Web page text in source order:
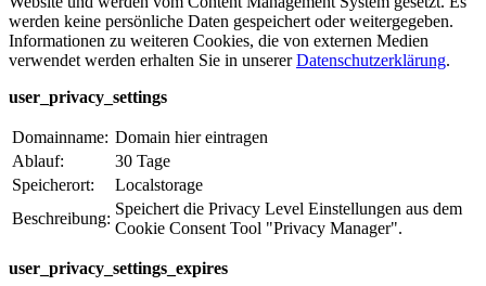
werden keine persönliche Daten gespeichert oder weitergegeben.
Informationen zu weiteren Cookies, die von externen Medien
verwendet werden erhalten Sie in unsererDatenschutzerklärung.
user_privacy_settings
Domainname: Domain hier eintragen
Ablauf:
30 Tage
Speicherort:
Localstorage
Beschreibung:
Speichert die Privacy Level Einstellungen aus dem
Cookie Consent Tool "Privacy Manager".
user_privacy_settings_expires